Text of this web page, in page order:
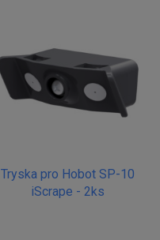
Tryska pro Hobot SP-10
iScrape - 2ks